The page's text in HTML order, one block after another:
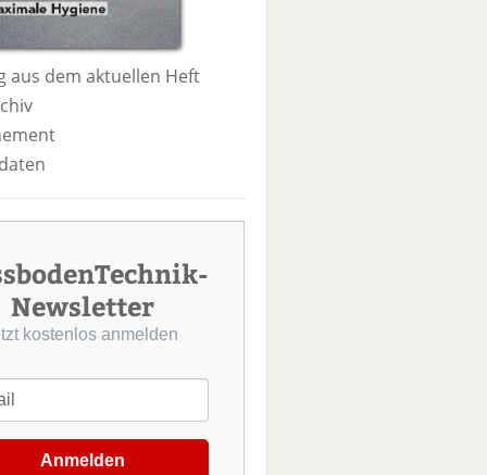
aus dem aktuellen Heft
Newsletter
kostenlos anmelden
Anmelden